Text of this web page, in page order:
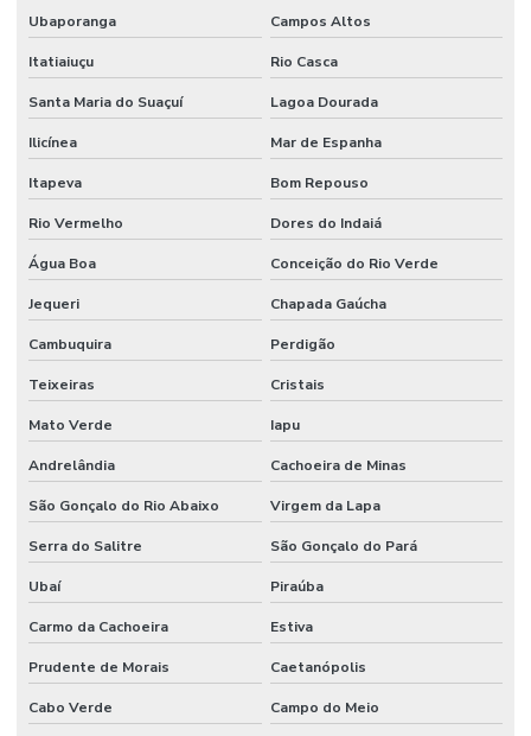
Ubaporanga Campos Altos
Itatiaiuçu Rio Casca
Santa Maria do Suaçuí Lagoa Dourada
Ilicínea Mar de Espanha
Itapeva Bom Repouso
Rio Vermelho Dores do Indaiá
Água Boa Conceição do Rio Verde
Jequeri Chapada Gaúcha
Cambuquira Perdigão
Teixeiras Cristais
Mato Verde Iapu
Andrelândia Cachoeira de Minas
São Gonçalo do Rio Abaixo Virgem da Lapa
Serra do Salitre São Gonçalo do Pará
Ubaí Piraúba
Carmo da Cachoeira Estiva
Prudente de Morais Caetanópolis
Cabo Verde Campo do Meio